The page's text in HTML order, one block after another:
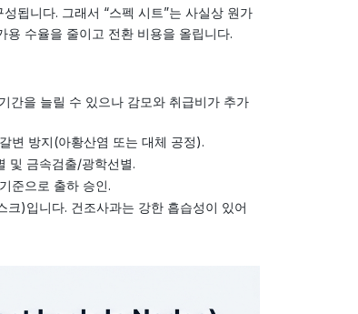
됩니다. 그래서 “스펙 시트”는 사실상 원가
수율을 줄이고 전환 비용을 올립니다.
간을 늘릴 수 있으나 감모와 취급비가 추가
방지(아황산염 또는 대체 공정).
및 금속검출/광학선별.
준으로 출하 승인.
)입니다. 건조사과는 강한 흡습성이 있어